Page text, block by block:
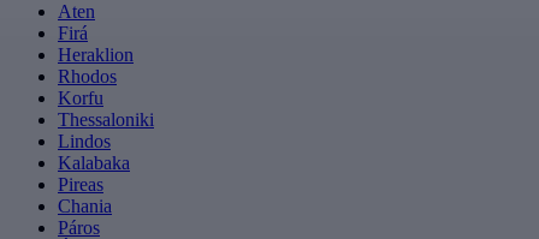
Aten
Firá
Heraklion
Rhodos
Korfu
Thessaloniki
Lindos
Kalabaka
Pireas
Chania
Páros